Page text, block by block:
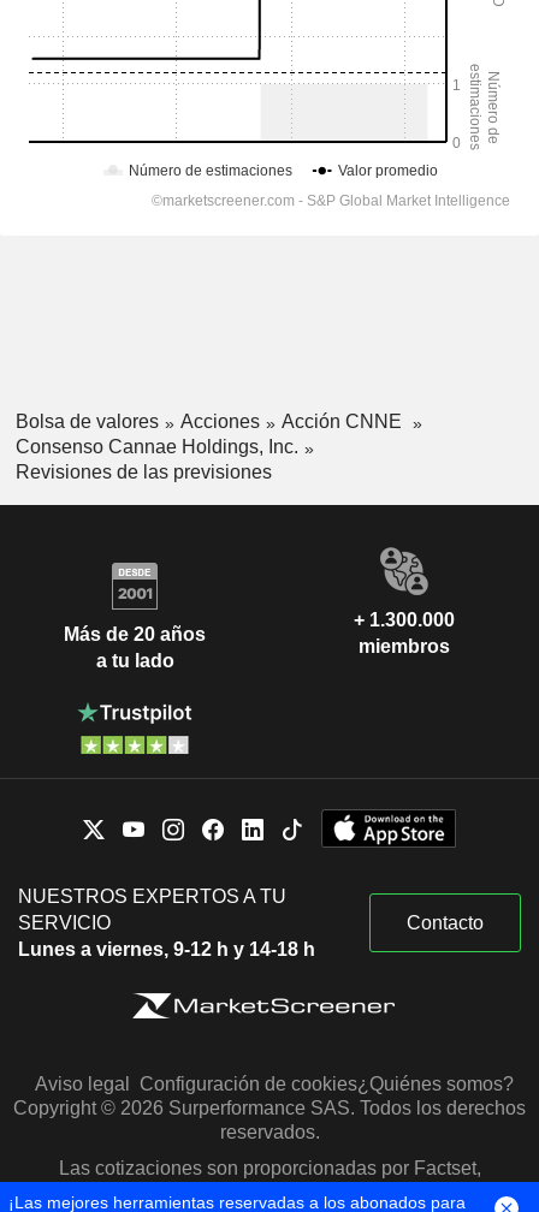
Bolsa de valores Acciones
Acción CNNE
Consenso Cannae Holdings, Inc.
Revisiones de las previsiones
Más de 20 años
a tu lado
+ 1.300.000
miembros
NUESTROS EXPERTOS A TU
SERVICIO
Lunes a viernes, 9-12 h y 14-18 h
Contacto
Aviso legal Configuración de cookies¿Quiénes somos?
Copyright © 2026 Surperformance SAS. Todos los derechos
reservados.
Las cotizaciones son proporcionadas por Factset,
Morningstar y S&P Capital IQ
¡Las mejores herramientas reservadas a los abonados para